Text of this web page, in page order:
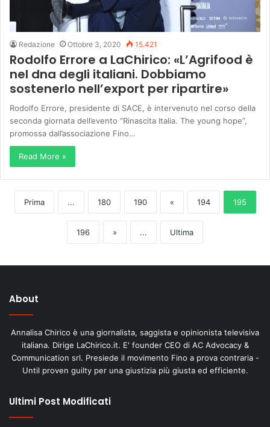
Redazione Ottobre 3, 2020 15.421
Rodolfo Errore a LaChirico: «L’Agrifood è
nel dna degli italiani. Dobbiamo
sostenerlo nell’export per ripartire»
Rodolfo Errore, presidente di SACE, è intervenuto nel corso della
seconda giornata dell’evento “Rinascita Italia. The young hope”,
promossa dall’associazione Fino…
Read More »
Prima ... 180 190 « 194 195
196 » ... Ultima
About
Annalisa Chirico è una giornalista, saggista e opinionista televisiva
italiana. Dirige LaChirico.it. E' founder CEO di AC Advocacy &
Communication srl. Presiede il movimento Fino a prova contraria -
Until proven guilty per una giustizia più giusta ed efficiente.
Ultimi Post Modificati